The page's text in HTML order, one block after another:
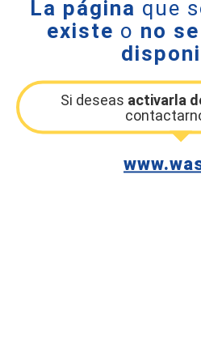
La página que
existe o no
Si deseas activarla